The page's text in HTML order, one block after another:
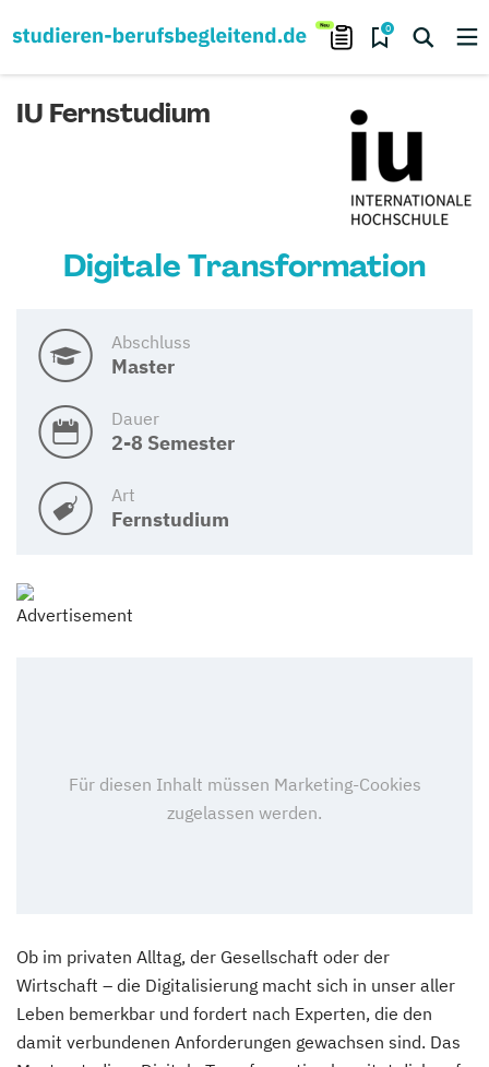
0
IU Fernstudium
Digitale Transformation
Abschluss
Master
Dauer
2-8 Semester
Art
Fernstudium
Ob im privaten Alltag, der Gesellschaft oder der
Wirtschaft – die Digitalisierung macht sich in unser aller
Leben bemerkbar und fordert nach Experten, die den
damit verbundenen Anforderungen gewachsen sind. Das